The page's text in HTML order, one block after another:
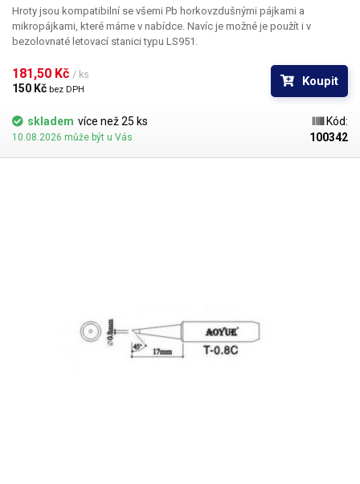
Hroty jsou kompatibilní se všemi Pb horkovzdušnými pájkami a
mikropájkami, které máme v nabídce. Navíc je možné je použít i v
bezolovnaté letovací stanici typu LS951.
181,50 Kč / ks
150 Kč bez DPH
Koupit
skladem více než 25 ks
10.08.2026 může být u Vás
Kód:
100342